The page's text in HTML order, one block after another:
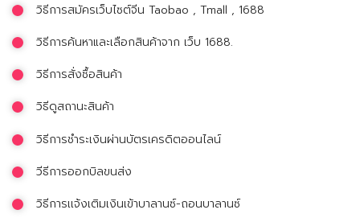
วิธีการสมัครเว็บไซต์จีน Taobao , Tmall , 1688
วิธีการค้นหาและเลือกสินค้าจาก เว็บ 1688.
วิธีการสั่งซื้อสินค้า
วิธีดูสถานะสินค้า
วิธีการชำระเงินผ่านบัตรเครดิตออนไลน์
วีธีการออกบิลขนส่ง
วิธีการเเจ้งเติมเงินเข้าบาลานซ์-ถอนบาลานซ์